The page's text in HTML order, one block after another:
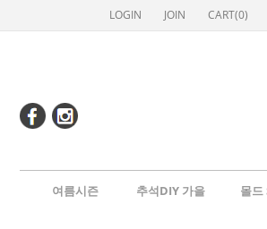
LOGIN JOIN CART(0)
여름시즌 추석DIY 가을 몰드